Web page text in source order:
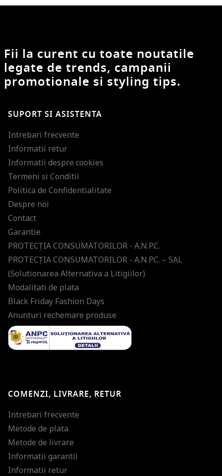
Fii la curent cu toate noutatile
legate de trends, campanii
promotionale si styling tips.
SUPORT SI ASISTENTA
Intrebari frecvente
Informatii retur
Informatii despre cookies
Termeni si Conditii
Politica de Confidentialitate
Despre noi
Contact
Garantie
PROTECŢIA CONSUMATORILOR - A.N.P.C.
PROTECŢIA CONSUMATORILOR - A.N.P.C. – SAL
(Solutionarea Alternativa a Litigiilor)
Modalitati de plata
Black Friday Fashion Days
Anunturi rechemare produse
COMENZI, LIVRARE, RETUR
Intrebari frecvente
Metode de plata
Metode de livrare
Informatii garantii
Informatii retur